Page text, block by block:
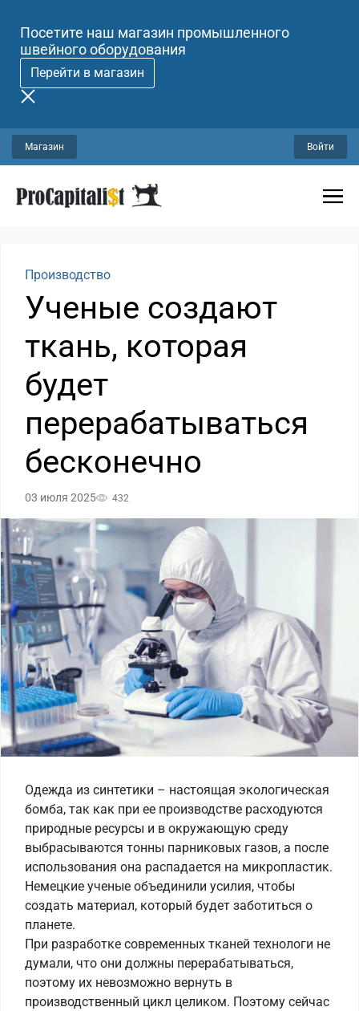
Посетите наш магазин промышленного
швейного оборудования
Перейти в магазин
Магазин Войти
Производство
Ученые создают
ткань, которая
будет
перерабатываться
бесконечно
03 июля 2025 432
Одежда из синтетики – настоящая экологическая
бомба, так как при ее производстве расходуются
природные ресурсы и в окружающую среду
выбрасываются тонны парниковых газов, а после
использования она распадается на микропластик.
Немецкие ученые объединили усилия, чтобы
создать материал, который будет заботиться о
планете.
При разработке современных тканей технологи не
думали, что они должны перерабатываться,
поэтому их невозможно вернуть в
производственный цикл целиком. Поэтому сейчас